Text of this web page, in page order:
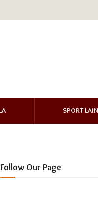
SPORT LAIN
Follow Our Page